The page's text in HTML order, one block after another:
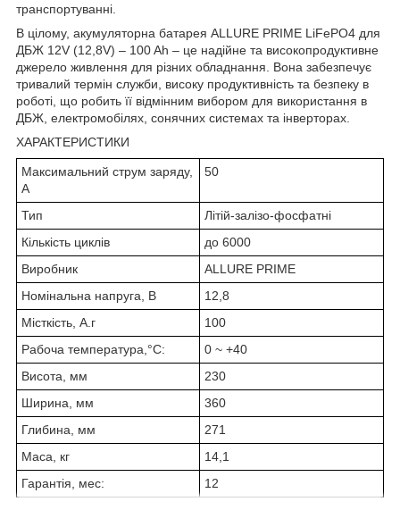
транспортуванні.
В цілому, акумуляторна батарея ALLURE PRIME LiFePO4 для
ДБЖ 12V (12,8V) – 100 Ah – це надійне та високопродуктивне
джерело живлення для різних обладнання. Вона забезпечує
тривалий термін служби, високу продуктивність та безпеку в
роботі, що робить її відмінним вибором для використання в
ДБЖ, електромобілях, сонячних системах та інверторах.
ХАРАКТЕРИСТИКИ
Максимальний струм заряду,
А
50
Тип
Літій-залізо-фосфатні
Кількість циклів
до 6000
Виробник
ALLURE PRIME
Номінальна напруга, В
12,8
Місткість, А.г
100
Рабоча температура,°С:
0 ~ +40
Висота, мм
230
Ширина, мм
360
Глибина, мм
271
Маса, кг
14,1
Гарантія, мес:
12